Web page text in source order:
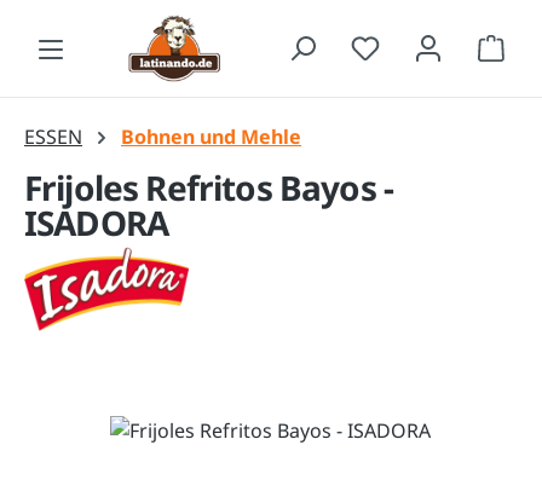
Zum Hauptinhalt springen
ESSEN Bohnen und Mehle
Frijoles Refritos Bayos -
ISADORA